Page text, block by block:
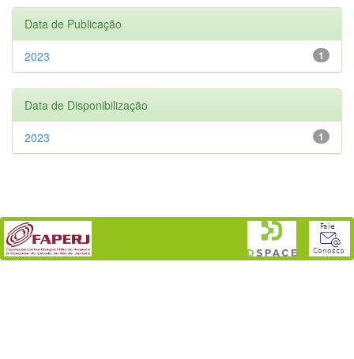
Data de Publicação
1
2023
Data de Disponibilização
1
2023